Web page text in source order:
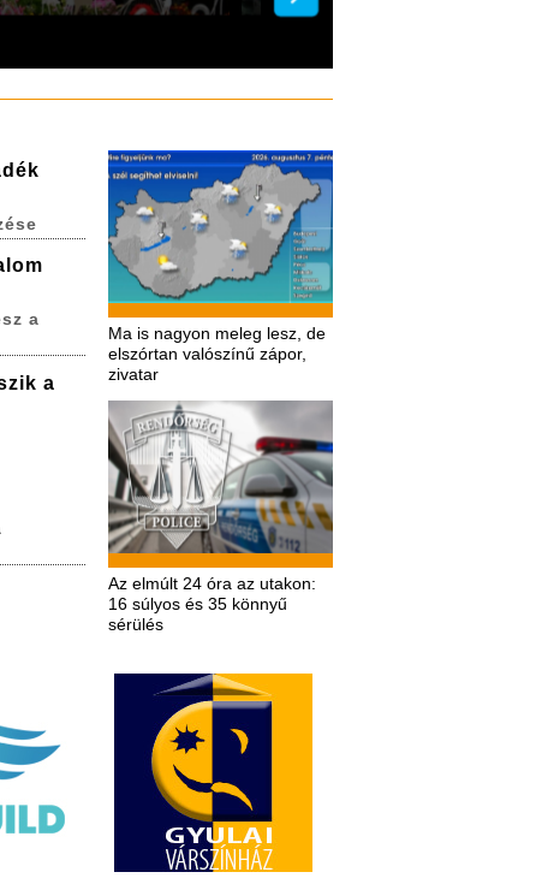
Ma is nagyon meleg lesz, de
elszórtan valószínű zápor,
zivatar
Az elmúlt 24 óra az utakon:
16 súlyos és 35 könnyű
sérülés
a
a